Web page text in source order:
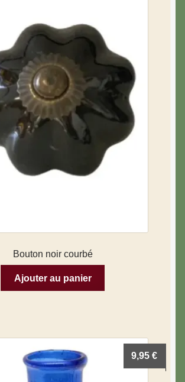
Bouton noir courbé
Ajouter au panier
9,95€